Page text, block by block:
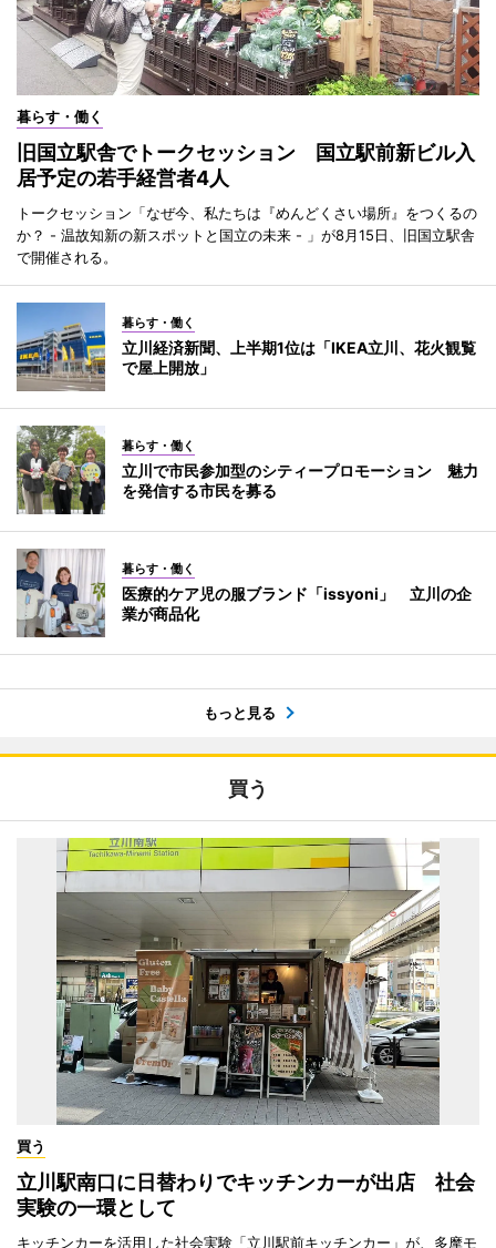
暮らす・働く
旧国立駅舎でトークセッション 国立駅前新ビル入
居予定の若手経営者4人
トークセッション「なぜ今、私たちは『めんどくさい場所』をつくるの
か？ - 温故知新の新スポットと国立の未来 - 」が8月15日、旧国立駅舎
で開催される。
暮らす・働く
立川経済新聞、上半期1位は「IKEA立川、花火観覧
で屋上開放」
暮らす・働く
立川で市民参加型のシティープロモーション 魅力
を発信する市民を募る
暮らす・働く
医療的ケア児の服ブランド「issyoni」 立川の企
業が商品化
もっと見る
買う
買う
立川駅南口に日替わりでキッチンカーが出店 社会
実験の一環として
キッチンカーを活用した社会実験「立川駅前キッチンカー」が、多摩モ